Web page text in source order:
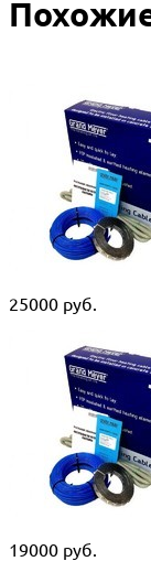
25000 руб.
19000 руб.